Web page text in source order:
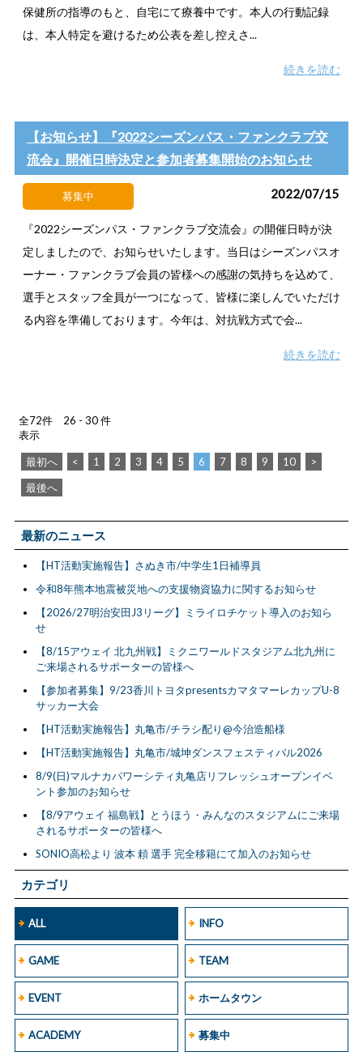
カテゴリ
ALL INFO
GAME TEAM
EVENT ホームタウン
ACADEMY 募集中
保健所の指導のもと、自宅にて療養中です。本人の行動記録
は、本人特定を避けるため公表を差し控えさ...
続きを読む
【お知らせ】『2022シーズンパス・ファンクラブ交
流会』開催日時決定と参加者募集開始のお知らせ
募集中 2022/07/15
『2022シーズンパス・ファンクラブ交流会』の開催日時が決
定しましたので、お知らせいたします。当日はシーズンパスオ
ーナー・ファンクラブ会員の皆様への感謝の気持ちを込めて、
選手とスタッフ全員が一つになって、皆様に楽しんでいただけ
る内容を準備しております。今年は、対抗戦方式で会...
続きを読む
全72件 26 - 30 件
表示
最初へ < 1 2 3 4 5 6 7 8 9 10
>
最後へ
最新のニュース
【HT活動実施報告】さぬき市/中学生1日補導員
令和8年熊本地震被災地への支援物資協力に関するお知らせ
【2026/27明治安田J3リーグ】ミライロチケット導入のお知ら
せ
【8/15アウェイ 北九州戦】ミクニワールドスタジアム北九州に
ご来場されるサポーターの皆様へ
【参加者募集】9/23香川トヨタpresentsカマタマーレカップU-8
サッカー大会
【HT活動実施報告】丸亀市/チラシ配り@今治造船様
【HT活動実施報告】丸亀市/城坤ダンスフェスティバル2026
8/9(日)マルナカパワーシティ丸亀店リフレッシュオープンイベ
ント参加のお知らせ
【8/9アウェイ 福島戦】とうほう・みんなのスタジアムにご来場
されるサポーターの皆様へ
SONIO高松より 波本 頼 選手 完全移籍にて加入のお知らせ